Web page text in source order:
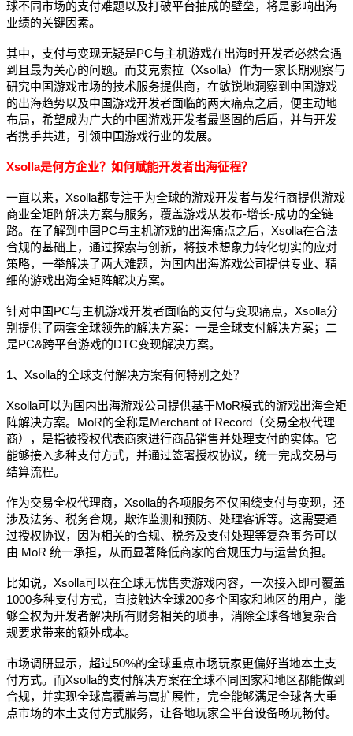
球不同市场的支付难题以及打破平台抽成的壁垒，将是影响出海
业绩的关键因素。
其中，支付与变现无疑是PC与主机游戏在出海时开发者必然会遇
到且最为关心的问题。而艾克索拉（Xsolla）作为一家长期观察与
研究中国游戏市场的技术服务提供商，在敏锐地洞察到中国游戏
的出海趋势以及中国游戏开发者面临的两大痛点之后，便主动地
布局，希望成为广大的中国游戏开发者最坚固的后盾，并与开发
者携手共进，引领中国游戏行业的发展。
Xsolla是何方企业？如何赋能开发者出海征程？
一直以来，Xsolla都专注于为全球的游戏开发者与发行商提供游戏
商业全矩阵解决方案与服务，覆盖游戏从发布-增长-成功的全链
路。在了解到中国PC与主机游戏的出海痛点之后，Xsolla在合法
合规的基础上，通过探索与创新，将技术想象力转化切实的应对
策略，一举解决了两大难题，为国内出海游戏公司提供专业、精
细的游戏出海全矩阵解决方案。
针对中国PC与主机游戏开发者面临的支付与变现痛点，Xsolla分
别提供了两套全球领先的解决方案：一是全球支付解决方案；二
是PC&跨平台游戏的DTC变现解决方案。
1、Xsolla的全球支付解决方案有何特别之处？
Xsolla可以为国内出海游戏公司提供基于MoR模式的游戏出海全矩
阵解决方案。MoR的全称是Merchant of Record（交易全权代理
商），是指被授权代表商家进行商品销售并处理支付的实体。它
能够接入多种支付方式，并通过签署授权协议，统一完成交易与
结算流程。
作为交易全权代理商，Xsolla的各项服务不仅围绕支付与变现，还
涉及法务、税务合规，欺诈监测和预防、处理客诉等。这需要通
过授权协议，因为相关的合规、税务及支付处理等复杂事务可以
由 MoR 统一承担，从而显著降低商家的合规压力与运营负担。
比如说，Xsolla可以在全球无忧售卖游戏内容，一次接入即可覆盖
1000多种支付方式，直接触达全球200多个国家和地区的用户，能
够全权为开发者解决所有财务相关的琐事，消除全球各地复杂合
规要求带来的额外成本。
市场调研显示，超过50%的全球重点市场玩家更偏好当地本土支
付方式。而Xsolla的支付解决方案在全球不同国家和地区都能做到
合规，并实现全球高覆盖与高扩展性，完全能够满足全球各大重
点市场的本土支付方式服务，让各地玩家全平台设备畅玩畅付。